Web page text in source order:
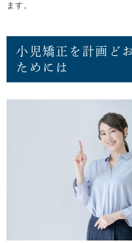
ます。
小児矯正を計画ど
ためには